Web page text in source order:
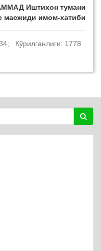
Иштихон тумани
масжиди имом-хатиби
Кўрилганлиги: 1778